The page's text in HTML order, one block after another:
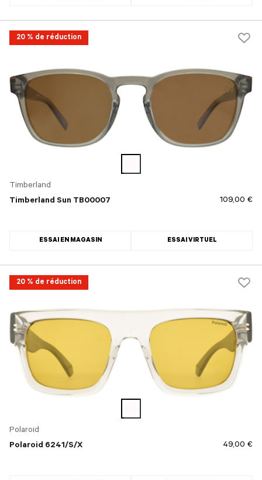
20 % de réduction
Timberland
Timberland Sun TB00007
109,00 €
ESSAI EN MAGASIN ESSAI VIRTUEL
20 % de réduction
Polaroid
Polaroid 6241/S/X
49,00 €